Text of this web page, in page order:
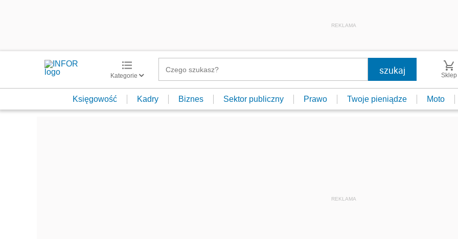
REKLAMA
Kategorie Sklep
Księgowość Kadry Biznes Sektor publiczny Prawo Twoje pieniądze Moto